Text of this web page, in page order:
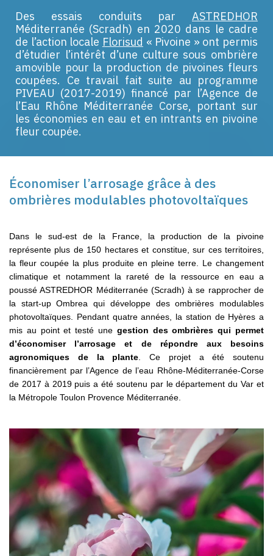
Des essais conduits par ASTREDHOR
Méditerranée (Scradh) en 2020 dans le cadre
de l’action locale Florisud « Pivoine » ont permis
d’étudier l’intérêt d’une culture sous ombrière
amovible pour la production de pivoines fleurs
coupées. Ce travail fait suite au programme
PIVEAU (2017-2019) financé par l’Agence de
l’Eau Rhône Méditerranée Corse, portant sur
les économies en eau et en intrants en pivoine
fleur coupée.
Économiser l’arrosage grâce à des
ombrières modulables photovoltaïques
Dans le sud-est de la France, la production de la pivoine
représente plus de 150 hectares et constitue, sur ces territoires,
la fleur coupée la plus produite en pleine terre. Le changement
climatique et notamment la rareté de la ressource en eau a
poussé ASTREDHOR Méditerranée (Scradh) à se rapprocher de
la start-up Ombrea qui développe des ombrières modulables
photovoltaïques. Pendant quatre années, la station de Hyères a
mis au point et testé une gestion des ombrières qui permet
d’économiser l’arrosage et de répondre aux besoins
agronomiques de la plante . Ce projet a été soutenu
financièrement par l’Agence de l’eau Rhône-Méditerranée-Corse
de 2017 à 2019 puis a été soutenu par le département du Var et
la Métropole Toulon Provence Méditerranée.